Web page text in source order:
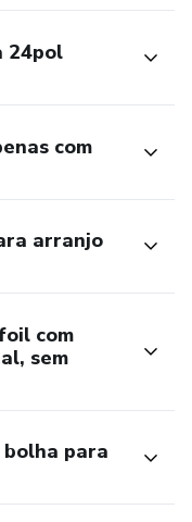
e sem enrolação,
conhecimento
mais segurança,
24pol
com
arranjo
com
sem
para